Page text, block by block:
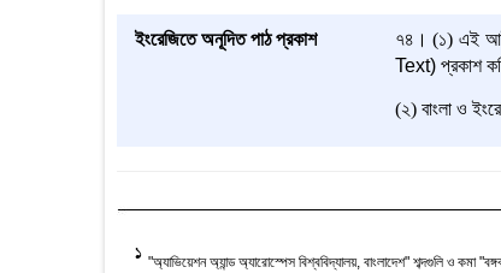
ইংরেজিতে অনূদিত পাঠ প্রকাশ ৭৪।(১) এই
Text)প্রকাশ
(২) বাংলা ও
1 "অ্যাভিয়েশন অ্যান্ড অ্যারোস্পেস বিশ্ববিদ্যালয়, বাংলাদেশ" শব্দগুলি ও কমা